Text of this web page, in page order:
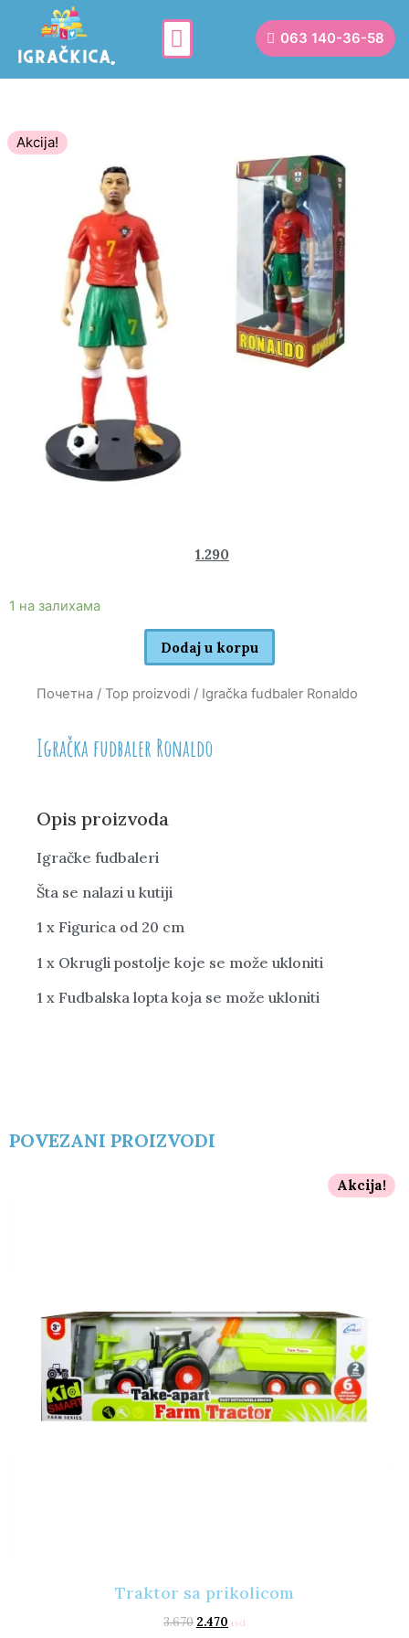
063 140-36-58
Akcija!
1.290
1 на залихама
Dodaj u korpu
Почетна / Top proizvodi / Igračka fudbaler Ronaldo
Igračka fudbaler Ronaldo
Opis proizvoda
Igračke fudbaleri
Šta se nalazi u kutiji
1 x Figurica od 20 cm
1 x Okrugli postolje koje se može ukloniti
1 x Fudbalska lopta koja se može ukloniti
POVEZANI PROIZVODI
Akcija!
Traktor sa prikolicom
3.670 2.470 rsd